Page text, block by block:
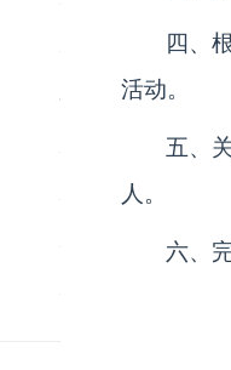
四、
活动。
五、
人。
六、